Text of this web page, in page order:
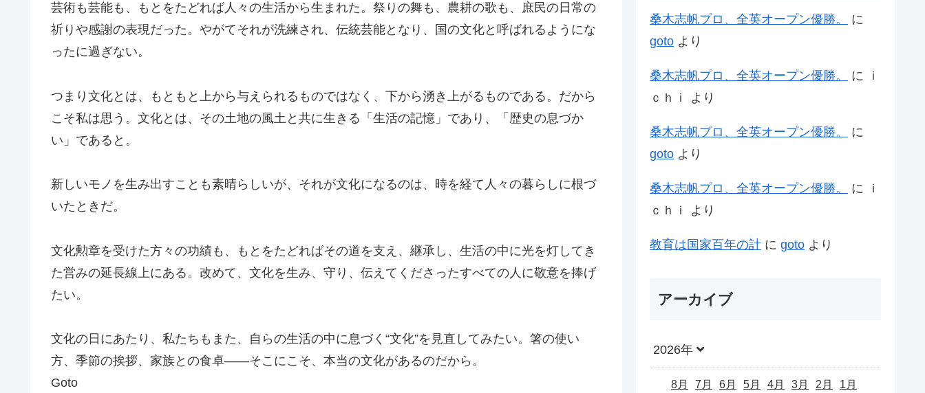
芸術も芸能も、もとをたどれば人々の生活から生まれた。祭りの舞も、農耕の歌も、庶民の日常の
祈りや感謝の表現だった。やがてそれが洗練され、伝統芸能となり、国の文化と呼ばれるようにな
ったに過ぎない。
つまり文化とは、もともと上から与えられるものではなく、下から湧き上がるものである。だから
こそ私は思う。文化とは、その土地の風土と共に生きる「生活の記憶」であり、「歴史の息づか
い」であると。
新しいモノを生み出すことも素晴らしいが、それが文化になるのは、時を経て人々の暮らしに根づ
いたときだ。
文化勲章を受けた方々の功績も、もとをたどればその道を支え、継承し、生活の中に光を灯してき
た営みの延長線上にある。改めて、文化を生み、守り、伝えてくださったすべての人に敬意を捧げ
たい。
文化の日にあたり、私たちもまた、自らの生活の中に息づく“文化”を見直してみたい。箸の使い
方、季節の挨拶、家族との食卓――そこにこそ、本当の文化があるのだから。
Goto
桑木志帆プロ、全英オープン優勝。
に
goto より
桑木志帆プロ、全英オープン優勝。 に
ｉ
ｃｈｉ
より
桑木志帆プロ、全英オープン優勝。
に
goto より
桑木志帆プロ、全英オープン優勝。 に
ｉ
ｃｈｉ
より
教育は国家百年の計 に goto より
アーカイブ
2026年
8月 7月 6月 5月 4月 3月 2月 1月